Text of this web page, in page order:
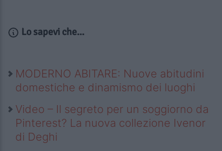
Lo sapevi che...
MODERNO ABITARE: Nuove abitudini
domestiche e dinamismo dei luoghi
Video – Il segreto per un soggiorno da
Pinterest? La nuova collezione Ivenor
di Deghi